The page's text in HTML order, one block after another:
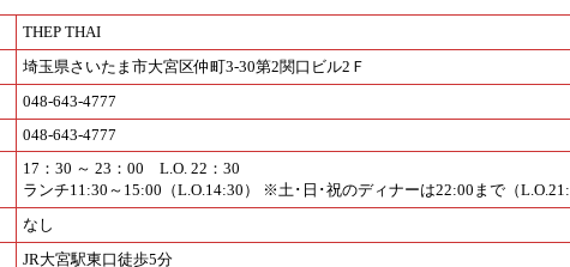
THEP THAI
埼玉県さいたま市大宮区仲町3-30第2関口ビル2Ｆ
048-643-4777
048-643-4777
17：30 ～ 23：00 L.O. 22：30
ランチ11:30～15:00（L.O.14:30） ※土･日･祝のディナーは22:00まで（
なし
JR大宮駅東口徒歩5分